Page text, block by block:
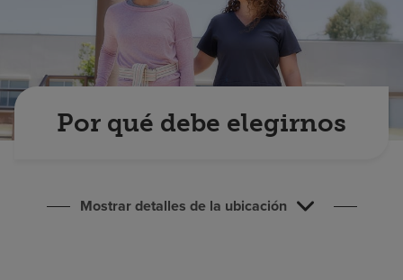
Pagar mi factura
Por qué debe elegirnos
Mostrar detalles de la ubicación